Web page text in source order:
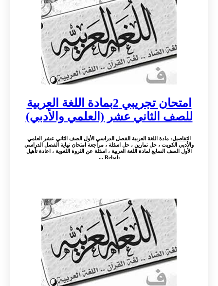
امتحان تجريبي 2بمادة اللغة العربية
للصف الثاني عشر (العلمي والأدبي)
التفاصيل: مادة اللغة العربية الفصل الدراسي الأول الصف الثاني عشر العلمي
والأدبي الكويت ، حل تمارين ، حل اسئلة ، مراجعة امتحان نهاية الفصل الدراسي
الأول الصف السابع لمادة اللغة العربية ، اسئلة عن الثروة اللغوية ، اعادة تأهيل
Rehab ...